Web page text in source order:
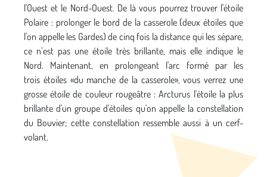
l'Ouest et le Nord-Ouest. De là vous pourrez trouver l'étoile
Polaire : prolonger le bord de la casserole (deux étoiles que
l'on appelle les Gardes) de cinq fois la distance qui les sépare,
ce n’est pas une étoile très brillante, mais elle indique le
Nord. Maintenant, en prolongeant l'arc formé par les
trois étoiles «du manche de la casserole», vous verrez une
grosse étoile de couleur rougeâtre : Arcturus l'étoile la plus
brillante d'un groupe d'étoiles qu'on appelle la constellation
du Bouvier; cette constellation ressemble aussi à un cerf-
volant.